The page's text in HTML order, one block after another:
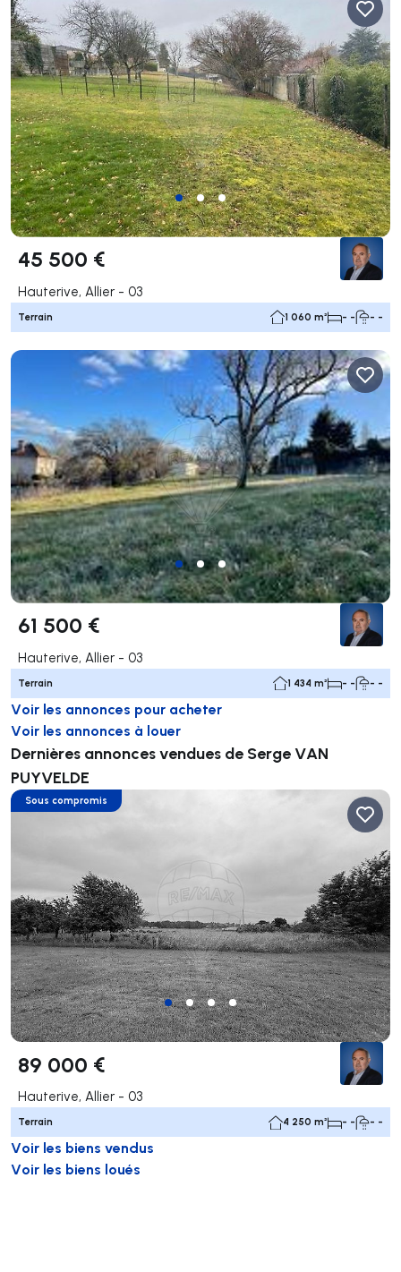
45 500 €
Hauterive, Allier - 03
Terrain 1 060 m² - - - -
61 500 €
Hauterive, Allier - 03
Terrain 1 434 m² - - - -
Voir les annonces pour acheter
Voir les annonces à louer
Dernières annonces vendues de Serge VAN
PUYVELDE
Sous compromis
89 000 €
Hauterive, Allier - 03
Terrain 4 250 m² - - - -
Voir les biens vendus
Voir les biens loués